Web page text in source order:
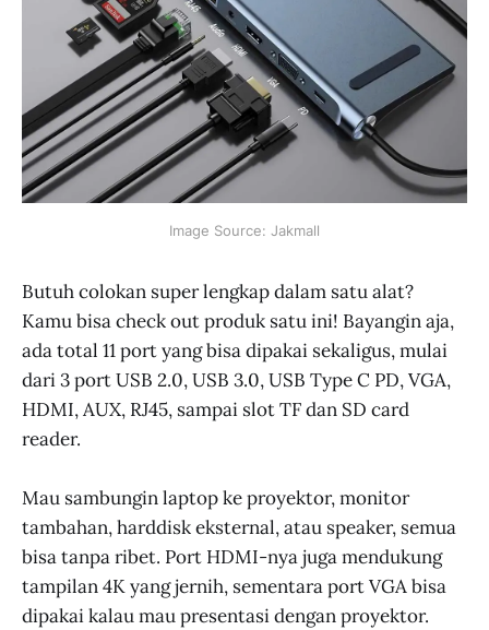
Image Source: Jakmall
Butuh colokan super lengkap dalam satu alat?
Kamu bisa check out produk satu ini! Bayangin aja,
ada total 11 port yang bisa dipakai sekaligus, mulai
dari 3 port USB 2.0, USB 3.0, USB Type C PD, VGA,
HDMI, AUX, RJ45, sampai slot TF dan SD card
reader.
Mau sambungin laptop ke proyektor, monitor
tambahan, harddisk eksternal, atau speaker, semua
bisa tanpa ribet. Port HDMI-nya juga mendukung
tampilan 4K yang jernih, sementara port VGA bisa
dipakai kalau mau presentasi dengan proyektor.